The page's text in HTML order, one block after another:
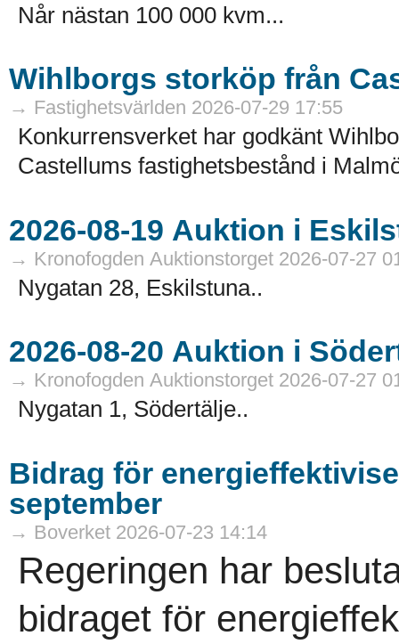
Når nästan 100 000 kvm...
Wihlborgs storköp från
→ Fastighetsvärlden 2026-07-29 17:55
Konkurrensverket har godkänt
Castellums fastighetsbestånd i
→ Kronofogden Auktionstorget 2026-07-27
Nygatan 28, Eskilstuna..
→ Kronofogden Auktionstorget 2026-07-27
Nygatan 1, Södertälje..
Bidrag för
september
→ Boverket 2026-07-23 14:14
Regeringen har
bidraget för